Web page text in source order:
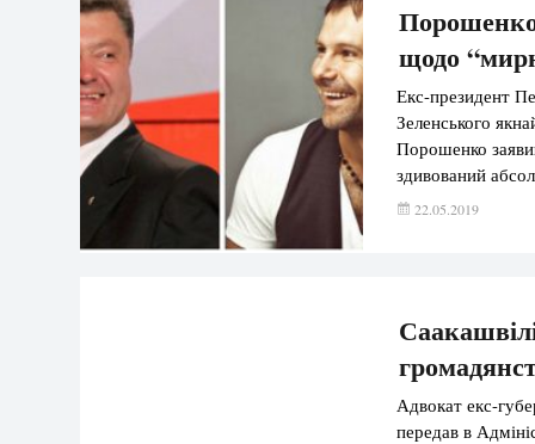
щодо
Екс-президент
Зеленського
Порошенко
здивований
Росією, ми
22.05.2019
Адвокат екс-
передав в